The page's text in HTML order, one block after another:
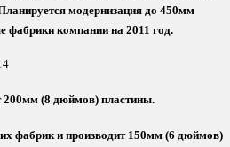
модернизация до 450мм
фабрики компании на 2011 год.
200мм (8 дюймов) пластины.
фабрик и производит 150мм (6 дюймов)